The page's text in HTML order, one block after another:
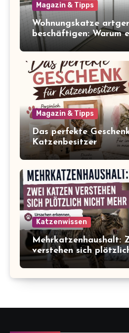
Magazin & Tipps
Wohnungskatze
beschäftigen: Warum
Balkon zum Freigang
Magazin & Tipps
Das perfekte
Katzenbesitzer
Katzenwissen
Mehrkatzenhaushalt:
verstehen sich